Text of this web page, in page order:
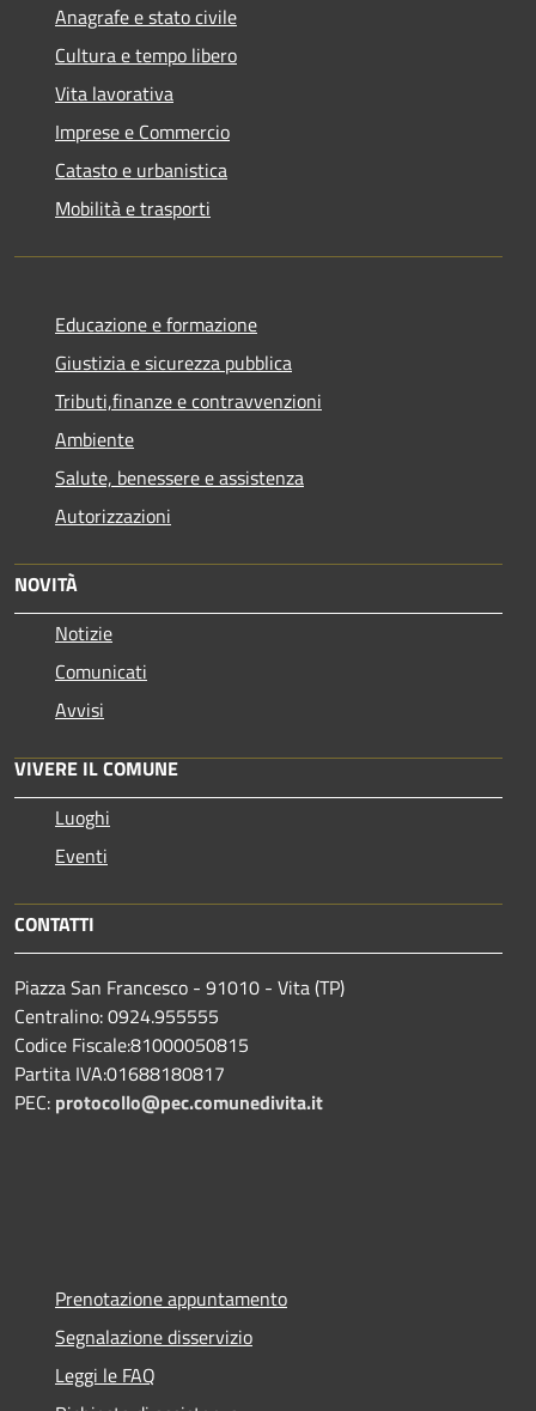
Anagrafe e stato civile
Cultura e tempo libero
Vita lavorativa
Imprese e Commercio
Catasto e urbanistica
Mobilità e trasporti
Educazione e formazione
Giustizia e sicurezza pubblica
Tributi,finanze e contravvenzioni
Ambiente
Salute, benessere e assistenza
Autorizzazioni
NOVITÀ
Notizie
Comunicati
Avvisi
VIVERE IL COMUNE
Luoghi
Eventi
CONTATTI
Piazza San Francesco - 91010 - Vita (TP)
Centralino: 0924.955555
Codice Fiscale:81000050815
Partita IVA:01688180817
PEC: protocollo@pec.comunedivita.it
Prenotazione appuntamento
Segnalazione disservizio
Leggi le FAQ